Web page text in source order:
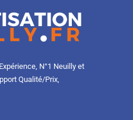
N°1 Neuilly et
Qualité/Prix,